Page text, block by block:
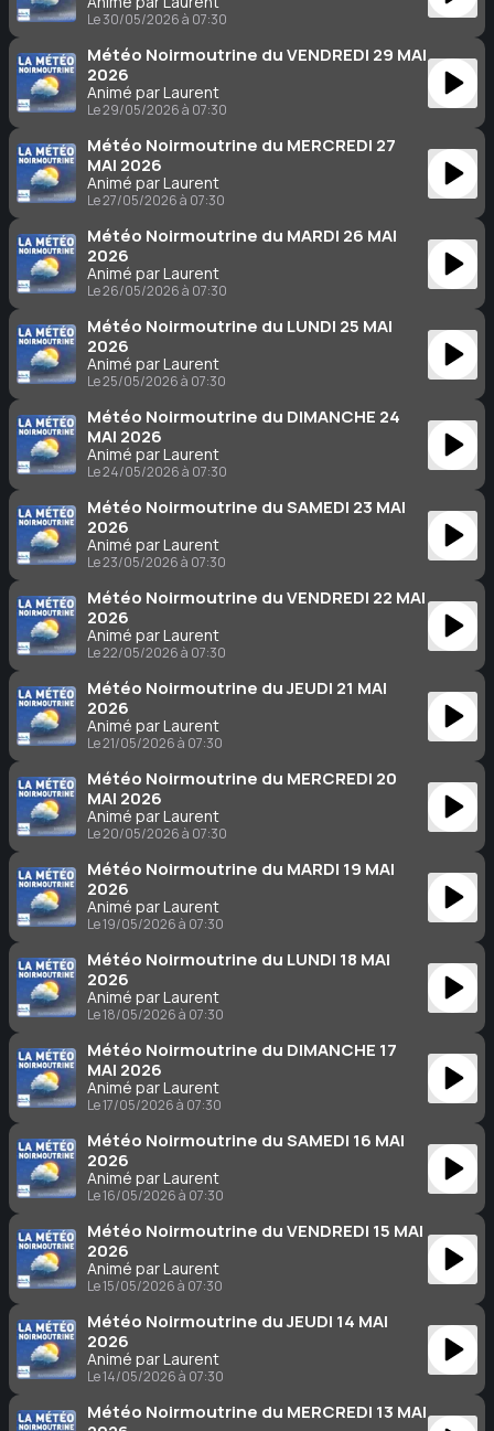
Le 30/05/2026 à 07:30
Météo Noirmoutrine du VENDREDI 29 MAI
2026
Animé par Laurent
Le 29/05/2026 à 07:30
Météo Noirmoutrine du MERCREDI 27
MAI 2026
Animé par Laurent
Le 27/05/2026 à 07:30
Météo Noirmoutrine du MARDI 26 MAI
2026
Animé par Laurent
Le 26/05/2026 à 07:30
Météo Noirmoutrine du LUNDI 25 MAI
2026
Animé par Laurent
Le 25/05/2026 à 07:30
Météo Noirmoutrine du DIMANCHE 24
MAI 2026
Animé par Laurent
Le 24/05/2026 à 07:30
Météo Noirmoutrine du SAMEDI 23 MAI
2026
Animé par Laurent
Le 23/05/2026 à 07:30
Météo Noirmoutrine du VENDREDI 22 MAI
2026
Animé par Laurent
Le 22/05/2026 à 07:30
Météo Noirmoutrine du JEUDI 21 MAI
2026
Animé par Laurent
Le 21/05/2026 à 07:30
Météo Noirmoutrine du MERCREDI 20
MAI 2026
Animé par Laurent
Le 20/05/2026 à 07:30
Météo Noirmoutrine du MARDI 19 MAI
2026
Animé par Laurent
Le 19/05/2026 à 07:30
Météo Noirmoutrine du LUNDI 18 MAI
2026
Animé par Laurent
Le 18/05/2026 à 07:30
Météo Noirmoutrine du DIMANCHE 17
MAI 2026
Animé par Laurent
Le 17/05/2026 à 07:30
Météo Noirmoutrine du SAMEDI 16 MAI
2026
Animé par Laurent
Le 16/05/2026 à 07:30
Météo Noirmoutrine du VENDREDI 15 MAI
2026
Animé par Laurent
Le 15/05/2026 à 07:30
Météo Noirmoutrine du JEUDI 14 MAI
2026
Animé par Laurent
Le 14/05/2026 à 07:30
Météo Noirmoutrine du MERCREDI 13 MAI